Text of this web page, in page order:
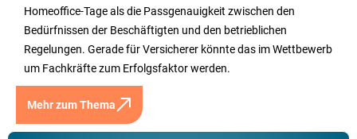
Homeoffice-Tage als die Passgenauigkeit zwischen den
Bedürfnissen der Beschäftigten und den betrieblichen
Regelungen. Gerade für Versicherer könnte das im Wettbewerb
um Fachkräfte zum Erfolgsfaktor werden.
Mehr zum Thema